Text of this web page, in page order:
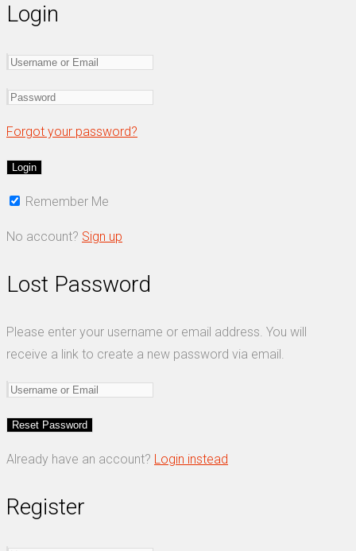
Login
Forgot your password?
Remember Me
No account? Sign up
Lost Password
Please enter your username or email address. You will
receive a link to create a new password via email.
Already have an account? Login instead
Register